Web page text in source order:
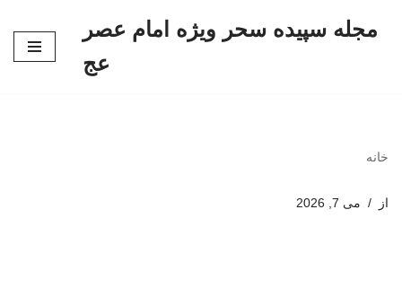
مجله سپیده سحر ویژه امام عصر
عج
خانه
از می 7, 2026